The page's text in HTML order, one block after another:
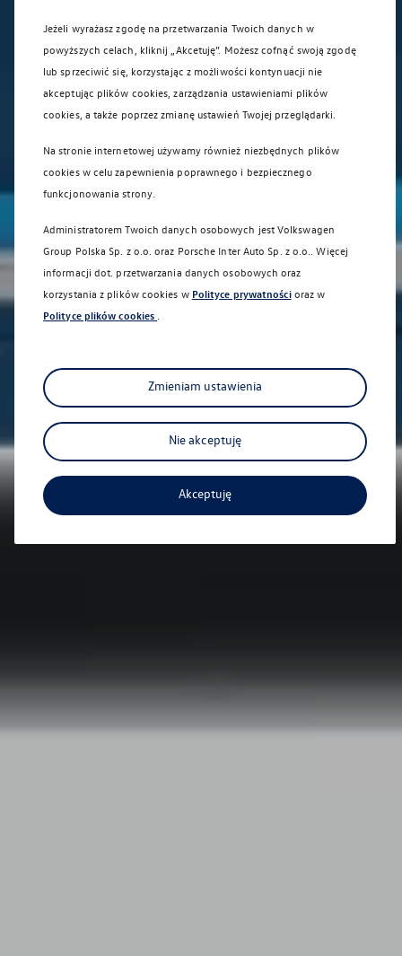
Jeżeli wyrażasz zgodę na przetwarzania Twoich danych w
powyższych celach, kliknij „Akcetuję”. Możesz cofnąć swoją zgodę
lub sprzeciwić się, korzystając z możliwości kontynuacji nie
akceptując plików cookies, zarządzania ustawieniami plików
cookies, a także poprzez zmianę ustawień Twojej przeglądarki.
Na stronie internetowej używamy również niezbędnych plików
cookies w celu zapewnienia poprawnego i bezpiecznego
funkcjonowania strony.
Administratorem Twoich danych osobowych jest Volkswagen
Group Polska Sp. z o.o. oraz Porsche Inter Auto Sp. z o.o.
. Więcej
informacji dot. przetwarzania danych osobowych oraz
korzystania z plików cookies w Polityce prywatnościoraz w
Polityce plików cookies
Zmieniam ustawienia
Nie akceptuję
Akceptuję